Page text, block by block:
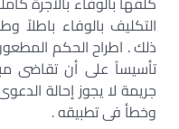
التكليف بالوفاء باطلاً
ذلك . اطراح الحكم
تأسيساً على أن تقاضى
جريمة لا يجوز إحالة
وخطأ فى تطبيقه .